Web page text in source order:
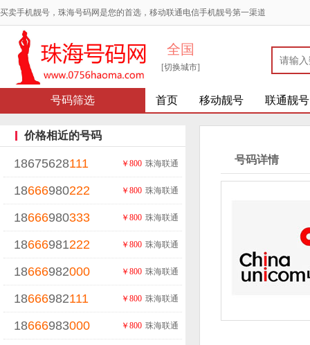
买卖手机靓号，珠海号码网是您的首选，移动联通电信手机靓号第一渠道
全国
[切换城市]
号码筛选 首页 移动靓号 联通靓号
价格相近的号码
18675628111 珠海联通
￥800
18666980222 珠海联通
￥800
18666980333 珠海联通
￥800
18666981222 珠海联通
￥800
18666982000 珠海联通
￥800
18666982111 珠海联通
￥800
18666983000 珠海联通
￥800
号码详情